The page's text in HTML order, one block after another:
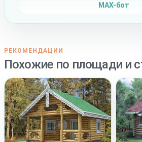
MAX-бот
РЕКОМЕНДАЦИИ
Похожие по площади и